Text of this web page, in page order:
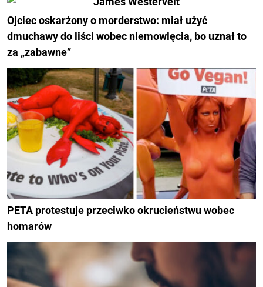
Ojciec oskarżony o morderstwo: miał użyć
dmuchawy do liści wobec niemowlęcia, bo uznał to
za „zabawne”
PETA protestuje przeciwko okrucieństwu wobec
homarów